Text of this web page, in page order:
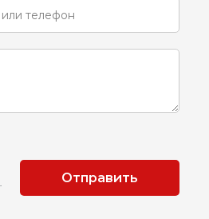
Отправить